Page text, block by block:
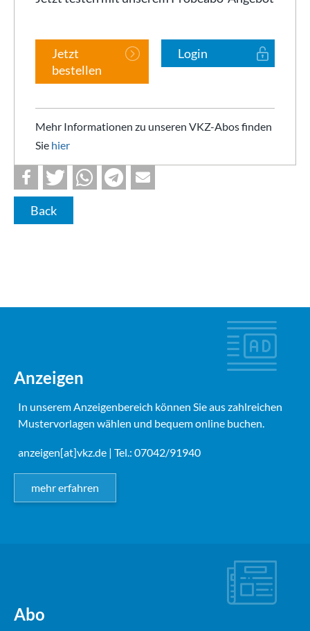
Jetzt
bestellen
Login
Mehr Informationen zu unseren VKZ-Abos finden
Sie hier
Back
Anzeigen
In unserem Anzeigenbereich können Sie aus zahlreichen
Mustervorlagen wählen und bequem online buchen.
anzeigen[at]vkz.de | Tel.: 07042/91940
mehr erfahren
Abo